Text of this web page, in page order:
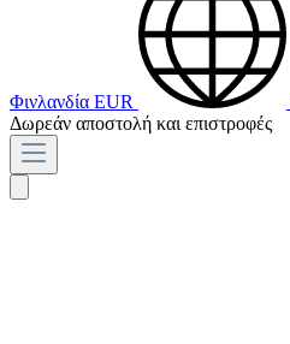
Φινλανδία EUR
Δωρεάν αποστολή και επιστροφές